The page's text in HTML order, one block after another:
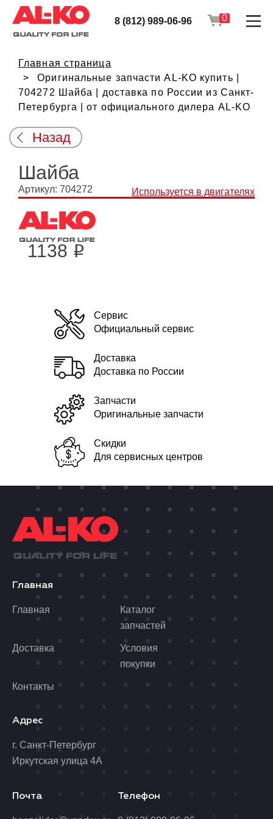
8 (812) 989-06-96 0
Главная страница
Оригинальные запчасти AL-KO купить |
704272 Шайба | доставка по России из Санкт-
Петербурга | от официального дилера AL-KO
Назад
Шайба
Артикул: 704272 Используется в двигателях
1138 i
Сервис
Официальный сервис
Доставка
Доставка по России
Запчасти
Оригинальные запчасти
Скидки
Для сервисных центров
Главная
Главная
Каталог
запчастей
Доставка
Условия
покупки
Контакты
Адрес
г. Санкт-Петербург
Иркутская улица 4А
Почта Телефон